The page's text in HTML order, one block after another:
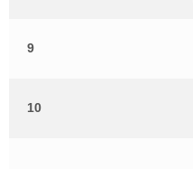
9
10